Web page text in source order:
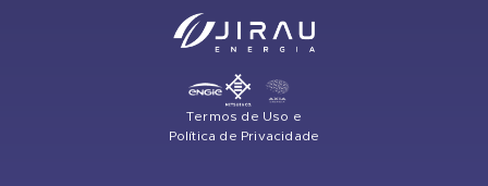
Termos de Uso e
Política de Privacidade